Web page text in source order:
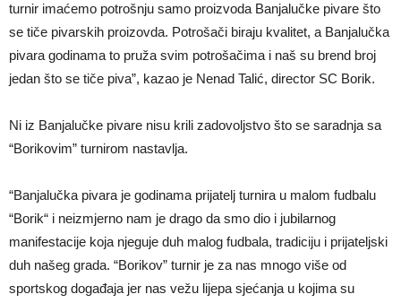
turnir imaćemo potrošnju samo proizvoda Banjalučke pivare što
se tiče pivarskih proizovda. Potrošači biraju kvalitet, a Banjalučka
pivara godinama to pruža svim potrošačima i naš su brend broj
jedan što se tiče piva”, kazao je Nenad Talić, director SC Borik.
Ni iz Banjalučke pivare nisu krili zadovoljstvo što se saradnja sa
“Borikovim” turnirom nastavlja.
“Banjalučka pivara je godinama prijatelj turnira u malom fudbalu
“Borik“ i neizmjerno nam je drago da smo dio i jubilarnog
manifestacije koja njeguje duh malog fudbala, tradiciju i prijateljski
duh našeg grada. “Borikov” turnir je za nas mnogo više od
sportskog događaja jer nas vežu lijepa sjećanja u kojima su